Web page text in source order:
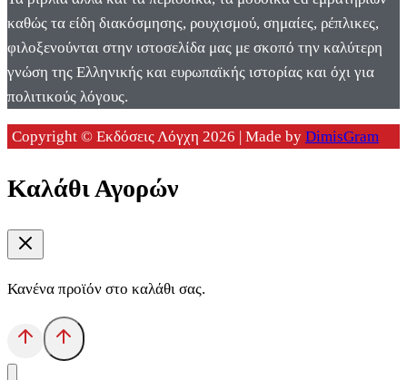
καθώς τα είδη διακόσμησης, ρουχισμού, σημαίες, ρέπλικες,
φιλοξενούνται στην ιστοσελίδα μας με σκοπό την καλύτερη
γνώση της Ελληνικής και ευρωπαϊκής ιστορίας και όχι για
πολιτικούς λόγους.
Copyright © Εκδόσεις Λόγχη 2026 | Made by DimisGram
Καλάθι Αγορών
Κανένα προϊόν στο καλάθι σας.